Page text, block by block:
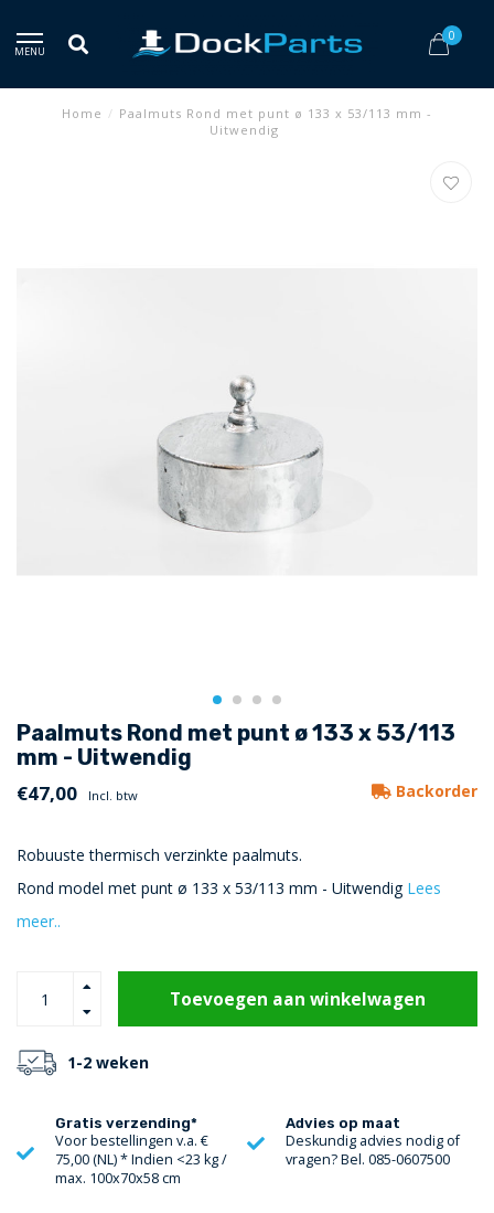
MENU
0
Home / Paalmuts Rond met punt ø 133 x 53/113 mm -
Uitwendig
Paalmuts Rond met punt ø 133 x 53/113
mm - Uitwendig
€47,00 Incl. btw Backorder
Robuuste thermisch verzinkte paalmuts.
Rond model met punt ø 133 x 53/113 mm - Uitwendig Lees
meer..
Toevoegen aan winkelwagen
1-2 weken
Gratis verzending*
Voor bestellingen v.a. €
75,00 (NL) * Indien <23 kg /
max. 100x70x58 cm
Advies op maat
Deskundig advies nodig of
vragen? Bel. 085-0607500